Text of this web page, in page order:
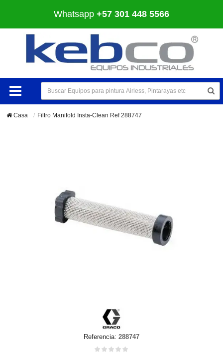
Whatsapp +57 301 448 5566
Casa Filtro Manifold Insta-Clean Ref 288747
Referencia: 288747